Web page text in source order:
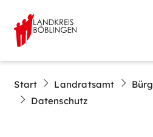
Start Landratsamt
Datenschutz